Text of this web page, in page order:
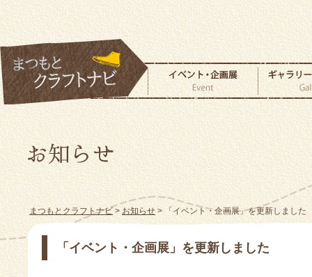
まつもとクラフトナビ>お知らせ> 「イベント・企画展」を更新しました
「イベント・企画展」を更新しました